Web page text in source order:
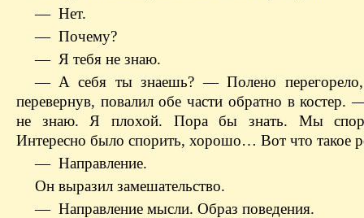
— Нет.
— Почему?
— Я тебя не знаю.
— А себя ты знаешь? — Полено
перевернув, повалил обе части обратно в костер.
не знаю. Я плохой. Пора бы знать. Мы
Интересно было спорить, хорошо… Вот что такое
— Направление.
Он выразил замешательство.
— Направление мысли. Образ поведения.